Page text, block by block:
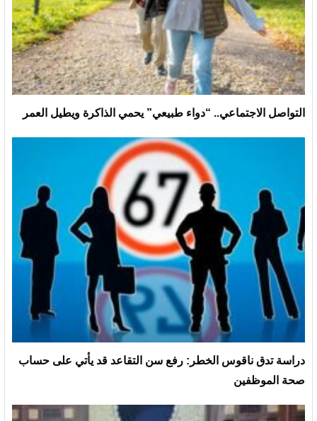
التواصل الاجتماعي.. “دواء طبيعي” يحمي الذاكرة ويطيل العمر
دراسة تدق ناقوس الخطر: رفع سن التقاعد قد يأتي على حساب
صحة الموظفين